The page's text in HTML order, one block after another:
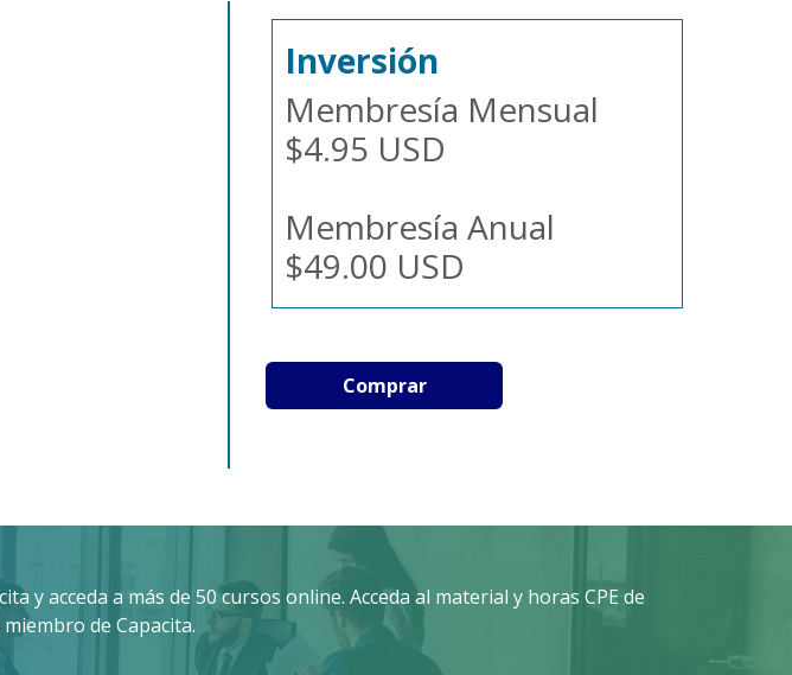
Inversión
Membresía Mensual
$4.95 USD
Membresía Anual
$49.00 USD
Comprar
y acceda a más de 50 cursos online. Acceda al material y horas CPE de
de Capacita.